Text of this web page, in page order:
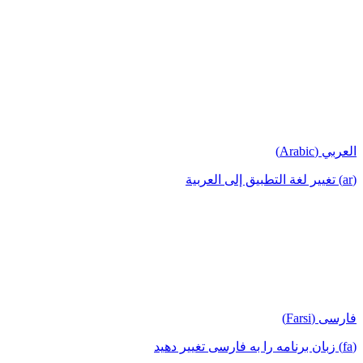
العربي (Arabic)
(ar) تغيير لغة التطبيق إلى العربية
فارسی (Farsi)
(fa) زبان برنامه را به فارسی تغییر دهید